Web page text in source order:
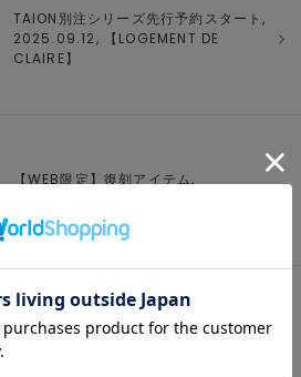
TAION別注シリーズ先行予約スタート,
2025.09.12, 【 LOGEMENT DE
CLAIRE】
【WEB限定】復刻アイテム,
2025AW シーズンヴィジュアル公開,